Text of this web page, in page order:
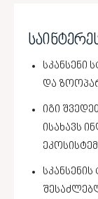
სკანსენი
და
იგი
ისახავს